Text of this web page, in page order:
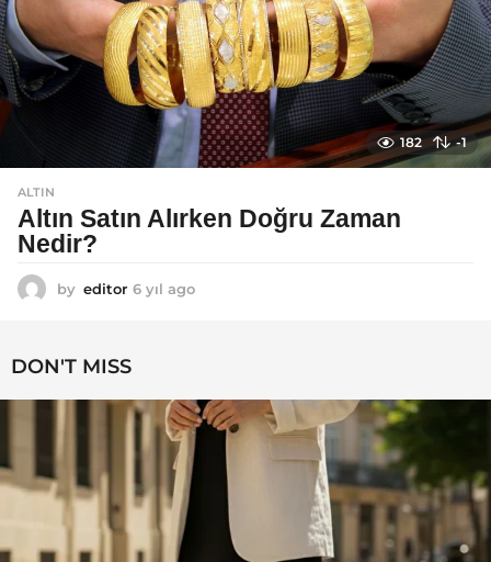
182 -1
ALTIN
Altın Satın Alırken Doğru Zaman
Nedir?
by editor 6 yıl ago
o
DON'T MISS